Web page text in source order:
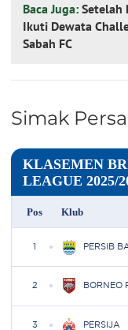
Baca Juga: Setelah
Ikuti Dewata
Sabah FC
Simak